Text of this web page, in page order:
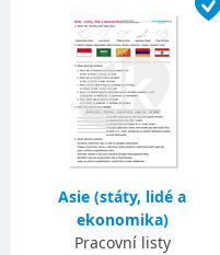
Asie (státy, lidé a
ekonomika)
Pracovní listy